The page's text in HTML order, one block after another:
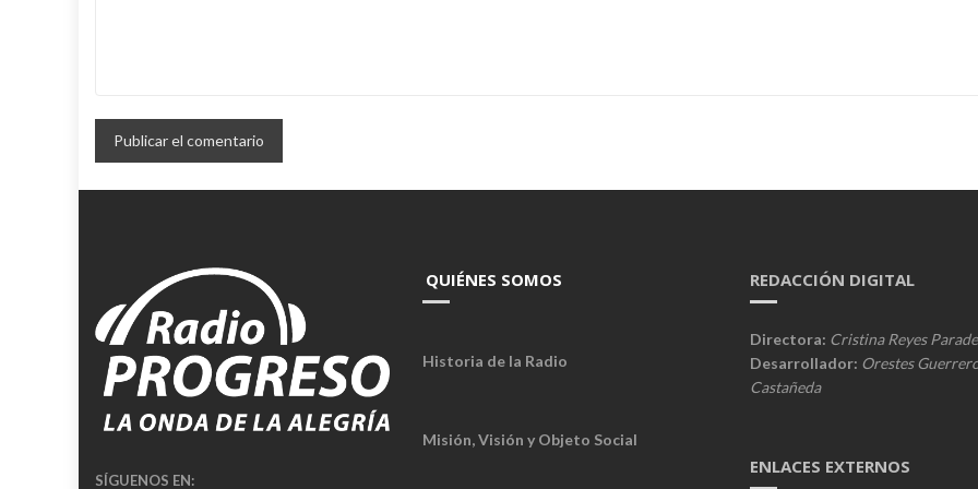
SÍGUENOS EN:
QUIÉNES SOMOS
Historia de la Radio
Misión, Visión y Objeto Social
REDACCIÓN DIGITAL
Directora: Cristina Reyes
Desarrollador: Orestes
Castañeda
ENLACES EXTERNOS